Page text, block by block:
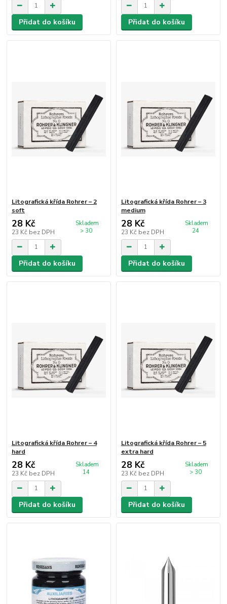
Přidat do košíku Přidat do košíku
Litografická křída Rohrer – 2
soft
28 Kč
23 Kč bez DPH
Skladem
> 30
Přidat do košíku
Litografická křída Rohrer – 3
medium
28 Kč
23 Kč bez DPH
Skladem
24
Přidat do košíku
Litografická křída Rohrer – 4
hard
28 Kč
23 Kč bez DPH
Skladem
14
Přidat do košíku
Litografická křída Rohrer – 5
extra hard
28 Kč
23 Kč bez DPH
Skladem
> 30
Přidat do košíku